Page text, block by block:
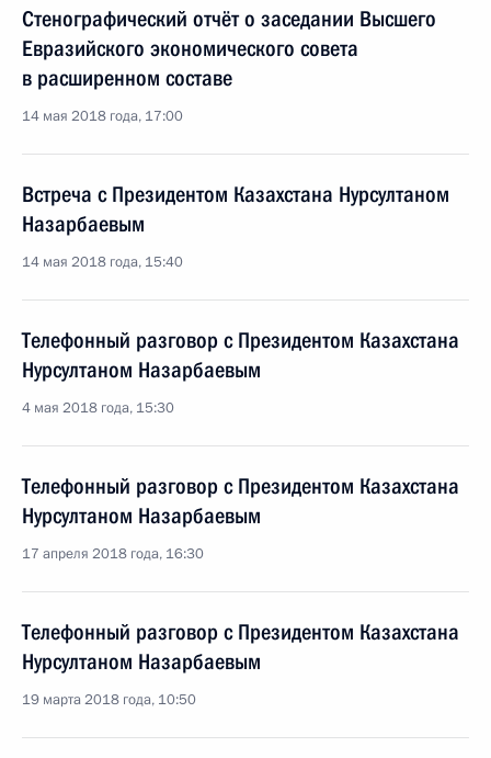
Стенографический отчёт о заседании Высшего
Евразийского экономического совета
в расширенном составе
14 мая 2018 года, 17:00
Встреча с Президентом Казахстана Нурсултаном
Назарбаевым
14 мая 2018 года, 15:40
Телефонный разговор с Президентом Казахстана
Нурсултаном Назарбаевым
4 мая 2018 года, 15:30
Телефонный разговор с Президентом Казахстана
Нурсултаном Назарбаевым
17 апреля 2018 года, 16:30
Телефонный разговор с Президентом Казахстана
Нурсултаном Назарбаевым
19 марта 2018 года, 10:50